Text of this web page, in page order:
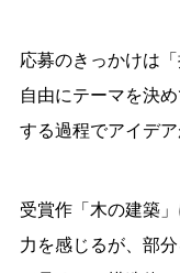
応募のきっかけは
自由にテーマを決
する過程でアイデ
受賞作「木の建築
力を感じるが、部